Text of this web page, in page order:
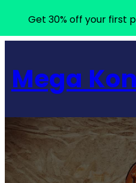
konten
Mega
Get 30% off your first